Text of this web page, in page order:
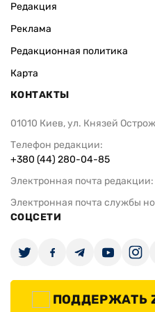
Редакция
Реклама
Редакционная политика
Карта
КОНТАКТЫ
01010 Киев, ул. Князей
Телефон редакции:
+380 (44) 280-04-85
Электронная почта редакции:
Электронная почта службы
СОЦСЕТИ
ПОДДЕРЖАТЬ